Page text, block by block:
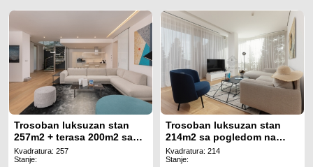
Trosoban luksuzan stan
257m2 + terasa 200m2 sa
pogledom na more, Dukley
Gardens – Budva
Kvadratura: 257
Stanje:
Trosoban luksuzan stan
214m2 sa pogledom na
more, Dukley Gardens –
Budva
Kvadratura: 214
Stanje: